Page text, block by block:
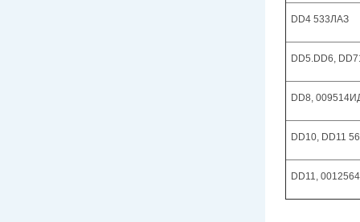
DD4 533ЛАЗ
DD5.DD6,
DD8,
DD10, DD11
DD11,